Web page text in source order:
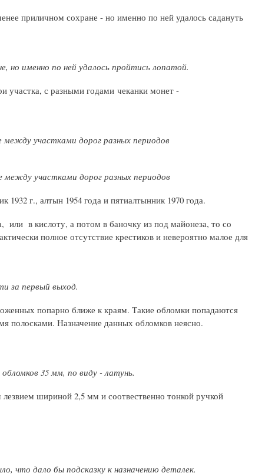
приличном сохране - но именно по ней удалось садануть
но именно по ней удалось пройтись лопатой.
участка, с разными годами чеканки монет -
между участками дорог разных периодов
между участками дорог разных периодов
г., алтын 1954 года и пятиалтынник 1970 года.
или в кислоту, а потом в баночку из под майонеза, то со
полное отсутствие крестиков и невероятно малое для
за первый выход.
попарно ближе к краям. Такие обломки попадаются
полосками. Назначение данных обломков неясно.
35 мм, по виду - латунь.
шириной 2,5 мм и соотвественно тонкой ручкой
что дало бы подсказку к назначению деталек.